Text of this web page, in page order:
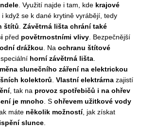
. Využití najde i tam, kde krajové
, i když se k dané krytině vyrábějí, tedy
štítů .Závětrná lišta chrání také
před povětrnostními vlivy . Bezpečnější
drážkou . Naochranu štítové
horní závětrná lišta
slunečního záření na elektrickou
kolektorů .Vlastní elektrárna zajistí
, tak na provoz spotřebičů i na ohřev
je mnoho . Sohřevem užitkové vody
máte několik možností, jak získat
slunce